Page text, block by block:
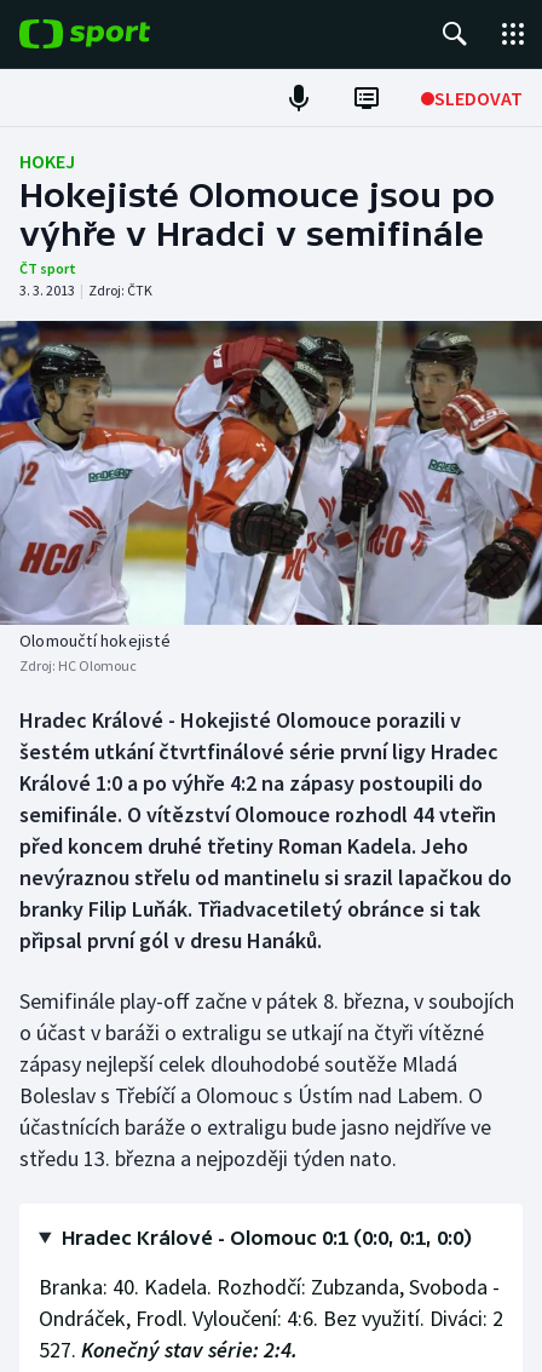
SLEDOVAT
Fotbal
Hokej
Tenis
Atletika
Cyklistika
DALŠÍ SPORTY
Americký fotbal
Baseball a softbal
Basketbal
Biatlon
Boby a skeleton
Box
Curling
Dostihy
Futsal
Golf
Gymnastika
Judo
NEPŘEHLÉDNĚTE
Soutěže
Historické návraty
Aplikace ČT sport
AZ kvíz
HOKEJ
Hokejisté Olomouce jsou po
výhře v Hradci v semifinále
ČT sport
3. 3. 2013 | Zdroj: ČTK
Olomoučtí hokejisté
Zdroj: HC Olomouc
Hradec Králové - Hokejisté Olomouce porazili v
šestém utkání čtvrtfinálové série první ligy Hradec
Králové 1:0 a po výhře 4:2 na zápasy postoupili do
semifinále. O vítězství Olomouce rozhodl 44 vteřin
před koncem druhé třetiny Roman Kadela. Jeho
nevýraznou střelu od mantinelu si srazil lapačkou do
branky Filip Luňák. Třiadvacetiletý obránce si tak
připsal první gól v dresu Hanáků.
Semifinále play-off začne v pátek 8. března, v soubojích
o účast v baráži o extraligu se utkají na čtyři vítězné
zápasy nejlepší celek dlouhodobé soutěže Mladá
Boleslav s Třebíčí a Olomouc s Ústím nad Labem. O
účastnících baráže o extraligu bude jasno nejdříve ve
středu 13. března a nejpozději týden nato.
Hradec Králové - Olomouc 0:1 (0:0, 0:1, 0:0)
Branka: 40. Kadela. Rozhodčí: Zubzanda, Svoboda -
Ondráček, Frodl. Vyloučení: 4:6. Bez využití. Diváci: 2
527. Konečný stav série: 2:4.